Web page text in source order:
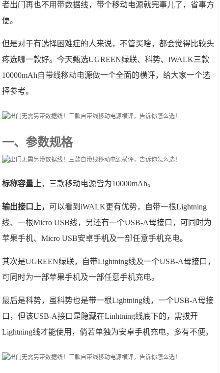
者出门再也不用带数据线，带个移动电源就完事儿了，省事方
便。
但是对于有选择困难症的人来说，不管买啥，都会觉得比较头
疼选哪一款好。今天甄选UGREEN绿联、科势、iWALK三款
10000mAh自带线移动电源做一个全面的横评，给大家一个选
择参考。
一、参数规格
标称容量上，三款移动电源皆为10000mAh。
输出接口上， 可以看到iWALK更有优势，自带一根Lightning
线、一根Micro USB线，另还有一个USB-A母接口，可同时为
苹果手机、Micro USB安卓手机及一部任意手机充电。
其次是UGREEN绿联，自带Lightning线及一个USB-A母接口，
可同时为一部苹果手机及一部任意手机充电。
最后是科势，虽科势也是带一根Lightning线，一个USB-A母接
口，但该USB-A接口是隐藏在Linhtning线底下的，需拔开
Lightning线才能使用，倘若单独为安卓手机充电，多有不便。